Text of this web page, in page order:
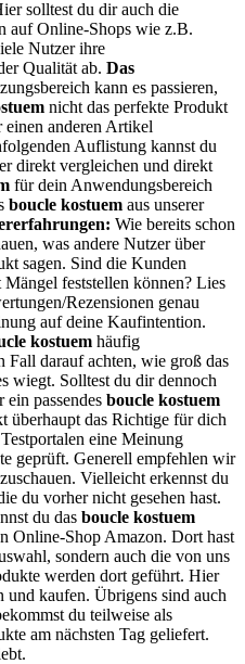
solltest du dir auch die
auf Online-Shops wie z.B.
Nutzer ihre
Qualität ab. Das
kann es passieren,
nicht das perfekte Produkt
anderen Artikel
Auflistung kannst du
direkt vergleichen und direkt
für dein Anwendungsbereich
boucle kostuem aus unserer
Wie bereits schon
was andere Nutzer über
sagen. Sind die Kunden
feststellen können? Lies
Rezensionen genau
auf deine Kaufintention.
kostuem häufig
Fall darauf achten, wie groß das
wiegt. Solltest du dir dennoch
passendes boucle kostuem
überhaupt das Richtige für dich
eine Meinung
geprüft. Generell empfehlen wir
Vielleicht erkennst du
du vorher nicht gesehen hast.
du das boucle kostuem
Online-Shop Amazon. Dort hast
sondern auch die von uns
werden dort geführt. Hier
und kaufen. Übrigens sind auch
du teilweise als
am nächsten Tag geliefert.